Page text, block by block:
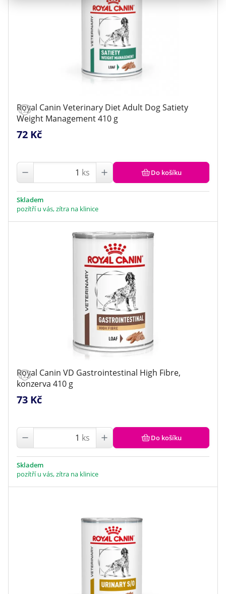
Royal Canin Veterinary Diet Adult Dog Satiety
Weight Management 410 g
72 Kč
ks Do košíku
Skladem
pozítří u vás, zítra na klinice
Royal Canin VD Gastrointestinal High Fibre,
konzerva 410 g
73 Kč
ks Do košíku
Skladem
pozítří u vás, zítra na klinice